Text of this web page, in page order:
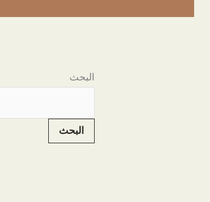
البحث
البحث